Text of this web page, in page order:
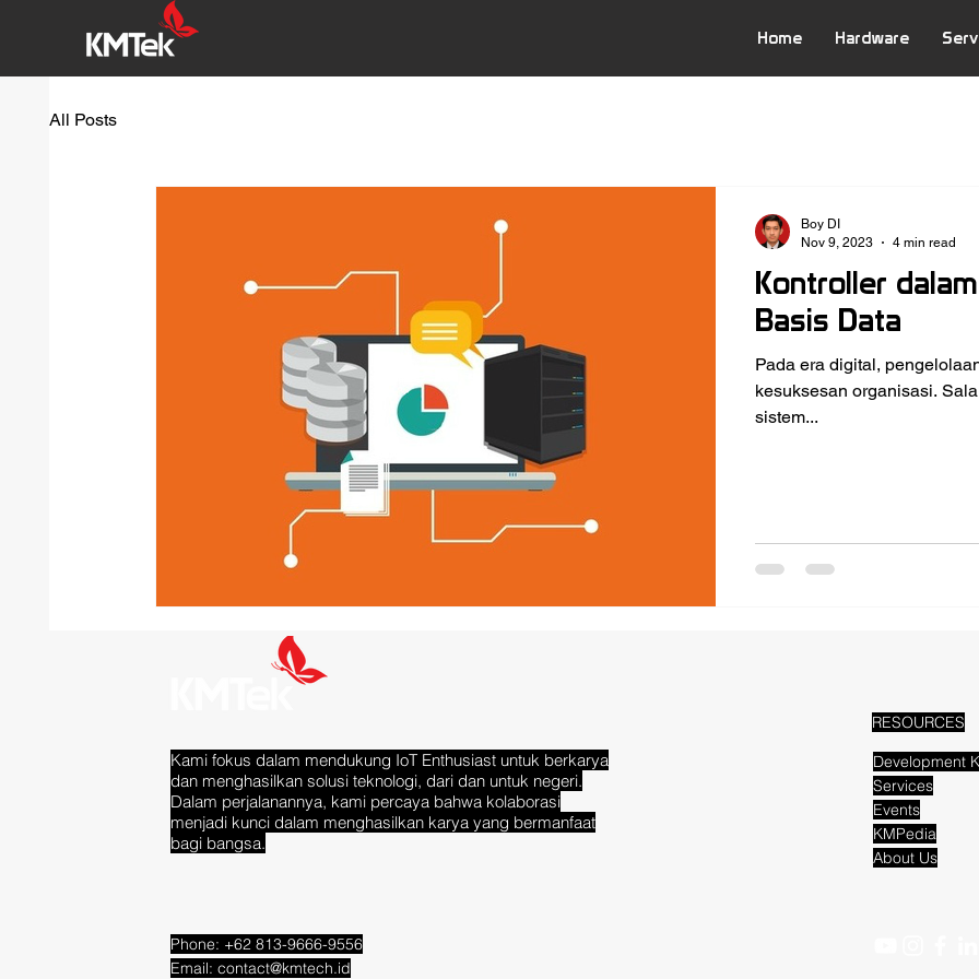
Home Hardware
All Posts
Kontroller
Basis Data
Pada era digital,
kesuksesan organisasi.
sistem...
Boy DI
Nov 9, 2023
4 min read
Kami fokus dalam mendukung IoT Enthusiast untuk berkarya
dan menghasilkan solusi teknologi, dari dan untuk negeri.
Dalam perjalanannya, kami percaya bahwa kolaborasi
menjadi kunci dalam menghasilkan karya yang bermanfaat
bagi bangsa.
Phone: +62 813-9666-9556
Email: contact@kmtech.id
RESOURCES
Development
Services
Events
KMPedia
About Us